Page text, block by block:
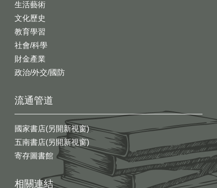
生活藝術
文化歷史
教育學習
社會/科學
財金產業
政治/外交/國防
流通管道
國家書店(另開新視窗)
五南書店(另開新視窗)
寄存圖書館
相關連結